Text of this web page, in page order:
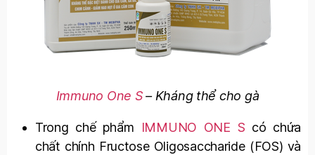
Immuno One S– Kháng thể cho gà
Trong chế phẩm IMMUNO ONE S có chứa
chất chính Fructose Oligosaccharide (FOS) và